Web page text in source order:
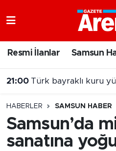
Resmi İlanlar Samsun
21:00 Türk bayraklı kuru yük
20:00 Samsun'da Nebiyan
HABERLER SAMSUN HABER
Samsun’da
sanatına
Samsun Namaz
Süper Lig Puan